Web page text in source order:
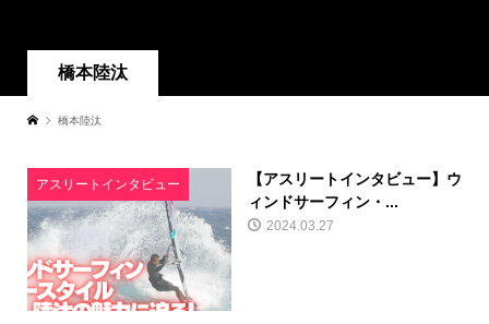
橋本陸汰
橋本陸汰
アスリートインタビュー
【アスリートインタビュー】ウ
ィンドサーフィン・...
2024.03.27